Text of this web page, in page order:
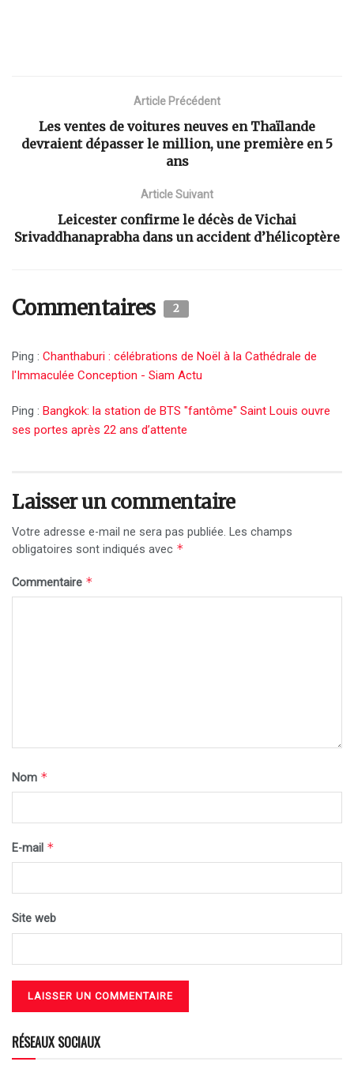
Article Précédent
Les ventes de voitures neuves en Thaïlande
devraient dépasser le million, une première en 5
ans
Article Suivant
Leicester confirme le décès de Vichai
Srivaddhanaprabha dans un accident d’hélicoptère
Commentaires 2
Ping : Chanthaburi : célébrations de Noël à la Cathédrale de
l'Immaculée Conception - Siam Actu
Ping : Bangkok: la station de BTS "fantôme" Saint Louis ouvre
ses portes après 22 ans d’attente
Laisser un commentaire
Votre adresse e-mail ne sera pas publiée. Les champs
obligatoires sont indiqués avec *
Commentaire *
Nom *
E-mail *
Site web
RÉSEAUX SOCIAUX